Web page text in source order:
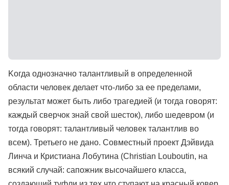
Kогда однозначно талантливый в определенной
области человек делает что-либо за ее пределами,
результат может быть либо трагедией (и тогда говорят:
каждый сверчок знай свой шесток), либо шедевром (и
тогда говорят: талантливый человек талантлив во
всем). Третьего не дано. Совместный проект Дэйвида
Линча и Кристиана Лобутина (Christian Louboutin, на
всякий случай: сапожник высочайшего класса,